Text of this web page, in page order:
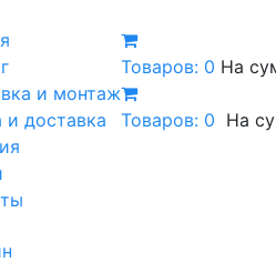
и монтаж
и доставка
Товаров: 0 На
Товаров: 0 На